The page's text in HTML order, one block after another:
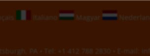
Italiano Magyar
PA • Tel: +1 412 788 2830 • E-mail: